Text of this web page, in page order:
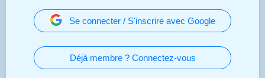
Se connecter / S'inscrire avec Google
Déjà membre ? Connectez-vous